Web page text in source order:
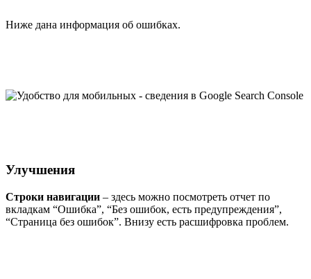
Ниже дана информация об ошибках.
Улучшения
Строки навигации – здесь можно посмотреть отчет по
вкладкам “Ошибка”, “Без ошибок, есть предупреждения”,
“Страница без ошибок”. Внизу есть расшифровка проблем.